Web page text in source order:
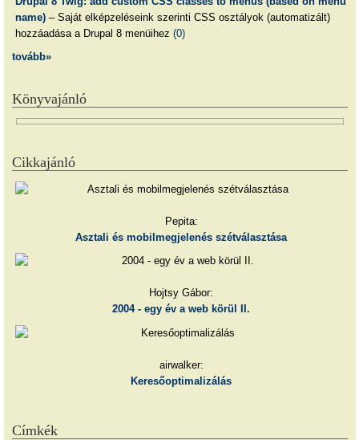
name)– Saját elképzeléseink szerinti CSS osztályok (automatizált)
hozzáadása a Drupal 8 menüihez (0)
tovább»
Könyvajánló
Cikkajánló
Pepita:
Asztali és mobilmegjelenés szétválasztása
Hojtsy Gábor:
2004 - egy év a web körül II.
airwalker:
Keresőoptimalizálás
Címkék